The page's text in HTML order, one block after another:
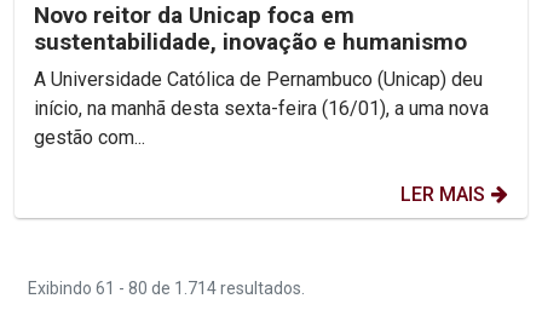
Novo reitor da Unicap foca em
sustentabilidade, inovação e humanismo
A Universidade Católica de Pernambuco (Unicap) deu
início, na manhã desta sexta-feira (16/01), a uma nova
gestão com...
LER MAIS
Exibindo 61 - 80 de 1.714 resultados.